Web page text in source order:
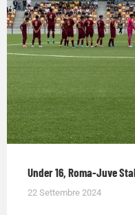
Under 16, Roma-Juve
22 Settembre 2024